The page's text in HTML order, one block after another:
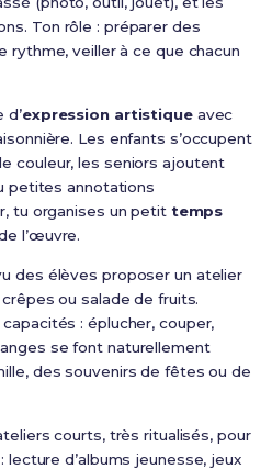
Ton rôle : préparer des
rythme, veiller à ce que chacun
d’expression artistiqueavec
Les enfants s’occupent
couleur, les seniors ajoutent
petites annotations
tu organises un petit temps
l’œuvre.
des élèves proposer un atelier
ou salade de fruits.
: éplucher, couper,
se font naturellement
des souvenirs de fêtes ou de
courts, très ritualisés, pour
d’albums jeunesse, jeux